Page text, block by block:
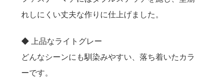
れしにくい丈夫な作りに仕上げました。
◆ 上品なライトグレー
どんなシーンにも馴染みやすい、落ち着いたカラ
ーです。